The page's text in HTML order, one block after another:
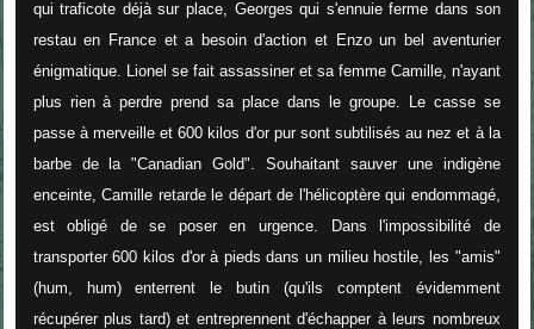
qui traficote déjà sur place, Georges qui s'ennuie ferme dans son
restau en France et a besoin d'action et Enzo un bel aventurier
énigmatique. Lionel se fait assassiner et sa femme Camille, n'ayant
plus rien à perdre prend sa place dans le groupe. Le casse se
passe à merveille et 600 kilos d'or pur sont subtilisés au nez et à la
barbe de la "Canadian Gold". Souhaitant sauver une indigène
enceinte, Camille retarde le départ de l'hélicoptère qui endommagé,
est obligé de se poser en urgence. Dans l'impossibilité de
transporter 600 kilos d'or à pieds dans un milieu hostile, les "amis"
(hum, hum) enterrent le butin (qu'ils comptent évidemment
récupérer plus tard) et entreprennent d'échapper à leurs nombreux